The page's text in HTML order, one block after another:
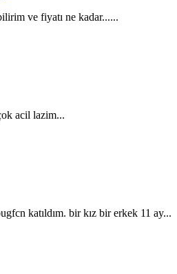
ve fiyatı ne kadar......
acil lazim...
katıldım. bir kız bir erkek 11 ay...